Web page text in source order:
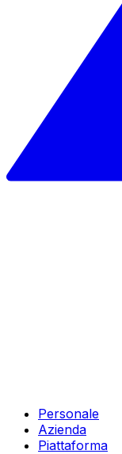
Personale
Azienda
Piattaforma